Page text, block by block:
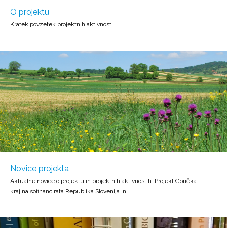
O projektu
Kratek povzetek projektnih aktivnosti.
Novice projekta
Aktualne novice o projektu in projektnih aktivnostih. Projekt Gorička
krajina sofinancirata Republika Slovenija in ...